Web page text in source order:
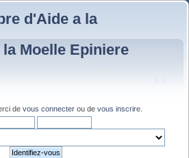
d'Aide a la
Moelle Epiniere
de vous connecter ou de vous inscrire